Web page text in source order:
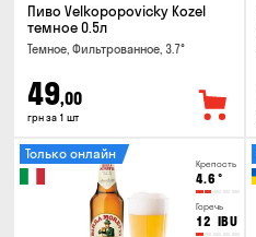
Пиво Velkopopovicky Kozel
темное 0.5л
Темное, Фильтрованное, 3.7°
49,00
грн за 1 шт
Крепость
4.6 °
Горечь
12 IBU
Только онлайн